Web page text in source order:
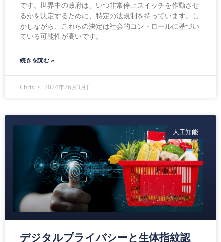
です。世界中の政府は、いつ非常停止スイッチを作動させ
るかを決定するために、特定の法規制を持っています。し
かしながら、これらの決定は社会的コントロールに基づい
ている可能性が高いです。
続きを読む »
Chris 2024年26月3月日
人工知能
デジタルプライバシーと生体指紋認